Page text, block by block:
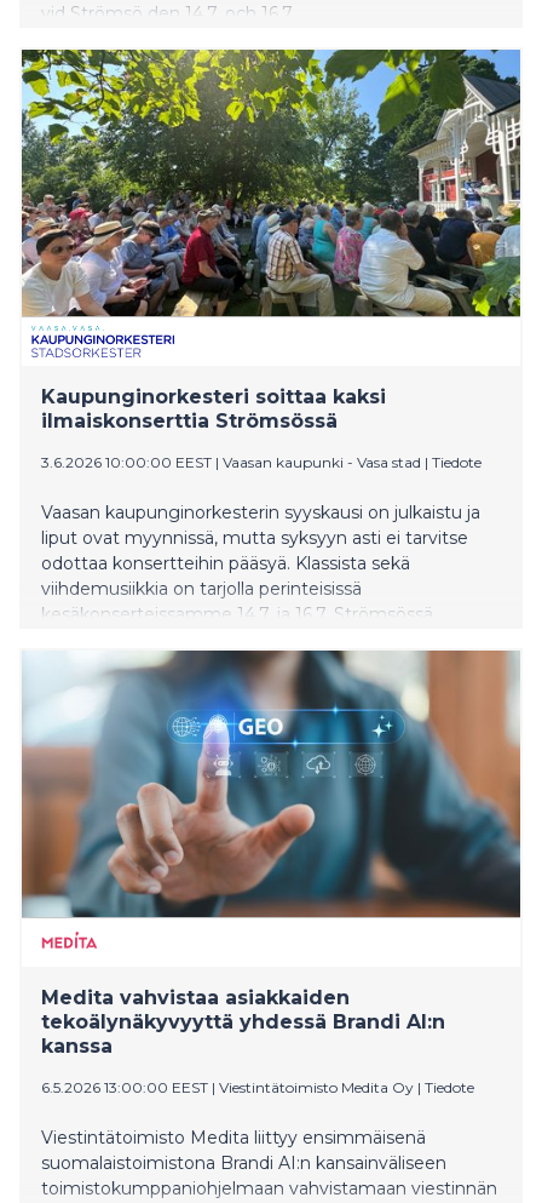
vid Strömsö den 14.7. och 16.7.
Kaupunginorkesteri soittaa kaksi
ilmaiskonserttia Strömsössä
3.6.2026 10:00:00 EEST | Vaasan kaupunki - Vasa stad | Tiedote
Vaasan kaupunginorkesterin syyskausi on julkaistu ja
liput ovat myynnissä, mutta syksyyn asti ei tarvitse
odottaa konsertteihin pääsyä. Klassista sekä
viihdemusiikkia on tarjolla perinteisissä
kesäkonserteissamme 14.7. ja 16.7. Strömsössä.
Medita vahvistaa asiakkaiden
tekoälynäkyvyyttä yhdessä Brandi AI:n
kanssa
6.5.2026 13:00:00 EEST | Viestintätoimisto Medita Oy | Tiedote
Viestintätoimisto Medita liittyy ensimmäisenä
suomalaistoimistona Brandi AI:n kansainväliseen
toimistokumppaniohjelmaan vahvistamaan viestinnän